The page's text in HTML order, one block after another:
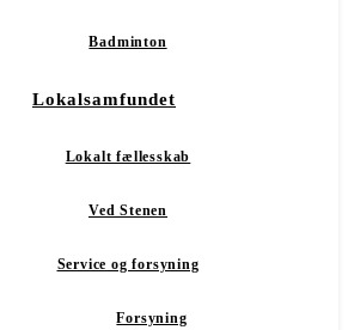
Badminton
Lokalsamfundet
Lokalt fællesskab
Ved Stenen
Service og forsyning
Forsyning